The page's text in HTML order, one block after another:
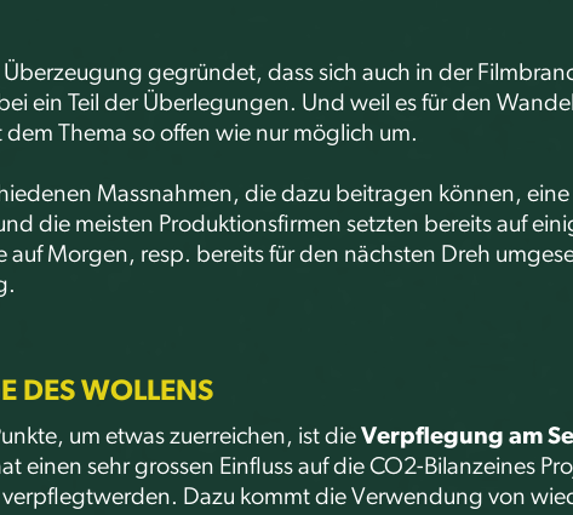
gegründet, dass sich auch in der
ein Teil der Überlegungen. Und weil es für den
Thema so offen wie nur möglich um.
Massnahmen, die dazu beitragen können,
die meisten Produktionsfirmen setzten bereits auf
auf Morgen, resp. bereits für den nächsten Dreh
DES WOLLENS
um etwas zuerreichen, ist die Verpflegung am
einen sehr grossen Einfluss auf die CO2-Bilanzeines
Dazu kommt die Verwendung von